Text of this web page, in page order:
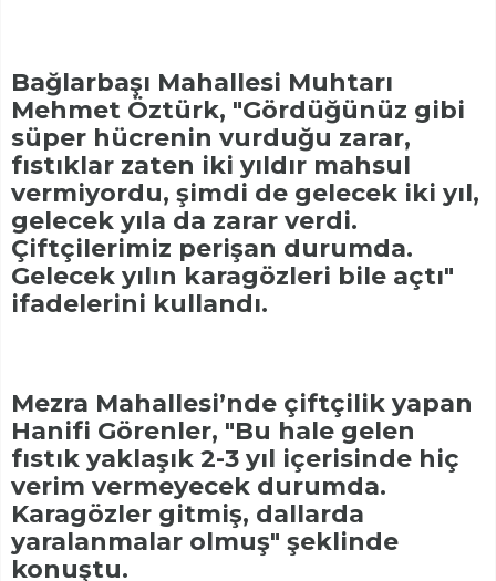
Bağlarbaşı Mahallesi Muhtarı
Mehmet Öztürk, "Gördüğünüz gibi
süper hücrenin vurduğu zarar,
fıstıklar zaten iki yıldır mahsul
vermiyordu, şimdi de gelecek iki yıl,
gelecek yıla da zarar verdi.
Çiftçilerimiz perişan durumda.
Gelecek yılın karagözleri bile açtı"
ifadelerini kullandı.
Mezra Mahallesi’nde çiftçilik yapan
Hanifi Görenler, "Bu hale gelen
fıstık yaklaşık 2-3 yıl içerisinde hiç
verim vermeyecek durumda.
Karagözler gitmiş, dallarda
yaralanmalar olmuş" şeklinde
konuştu.